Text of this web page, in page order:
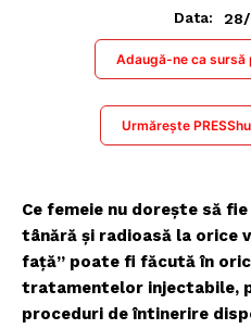
Data:
Adaugă-ne ca sursă
Urmărește
Ce femeie nu doreşte să
tânără şi radioasă la orice
faţă” poate fi făcută în
tratamentelor injectabile,
proceduri de întinerire